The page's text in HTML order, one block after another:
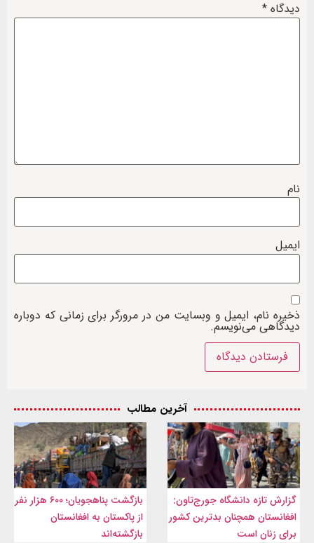
دیدگاه *
نام
ایمیل
ذخیره نام، ایمیل و وبسایت من در مرورگر برای زمانی که دوباره
دیدگاهی می‌نویسم.
آخرین مطالب
گزارش تازه دانشگاه جورج‌تاون:
افغانستان همچنان بدترین کشور
برای زنان است
بازگشت پناهجویان؛ ۶۰۰ هزار نفر
از پاکستان به افغانستان
بازگشته‌اند